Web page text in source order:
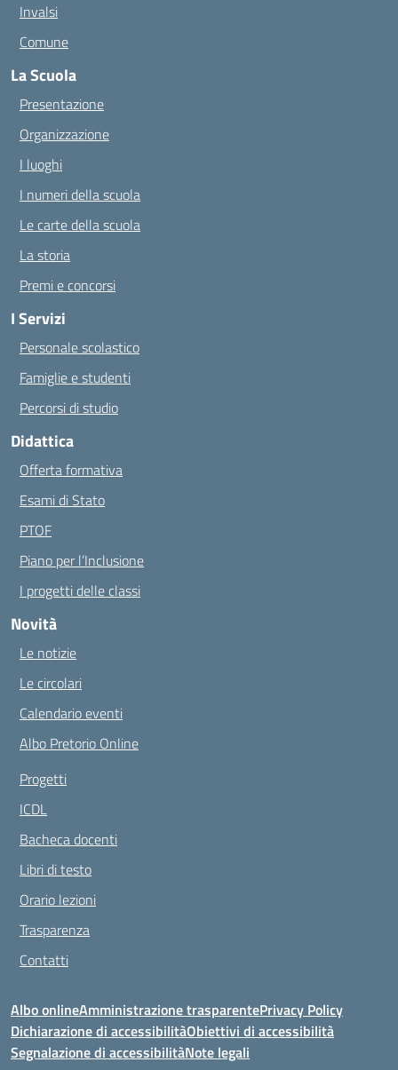
Invalsi
Comune
La Scuola
Presentazione
Organizzazione
I luoghi
I numeri della scuola
Le carte della scuola
La storia
Premi e concorsi
I Servizi
Personale scolastico
Famiglie e studenti
Percorsi di studio
Didattica
Offerta formativa
Esami di Stato
PTOF
Piano per l’Inclusione
I progetti delle classi
Novità
Le notizie
Le circolari
Calendario eventi
Albo Pretorio Online
Progetti
ICDL
Bacheca docenti
Libri di testo
Orario lezioni
Trasparenza
Contatti
Albo onlineAmministrazione trasparentePrivacy Policy
Dichiarazione di accessibilitàObiettivi di accessibilità
Segnalazione di accessibilitàNote legali